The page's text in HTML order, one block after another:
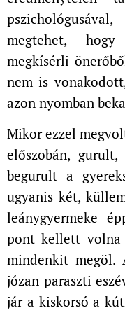
megtehet,
megkísérli
nem is
azon nyomban
Mikor ezzel
előszobán,
begurult a
ugyanis két,
leánygyermeke
pont kellett volna
mindenkit megöl.
józan paraszti
jár a kiskorsó a